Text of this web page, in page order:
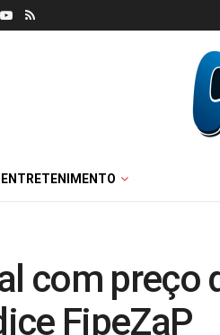
ENTRETENIMENTO
com preço
FipeZaP